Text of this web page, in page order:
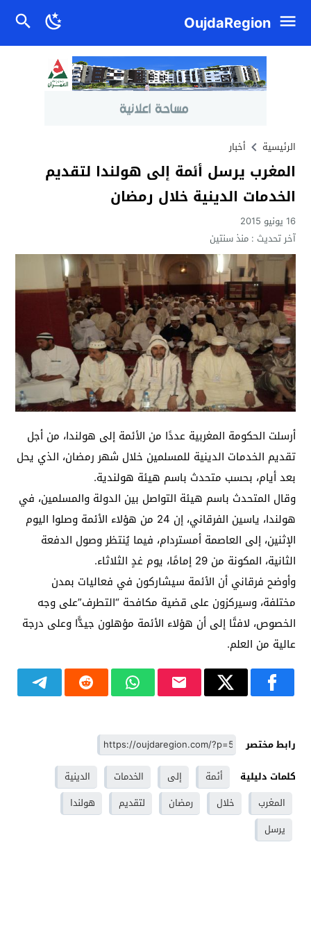
OujdaRegion
الرئيسية أخبار
المغرب يرسل أئمة إلى هولندا لتقديم
الخدمات الدينية خلال رمضان
16 يونيو 2015
آخر تحديث :منذ سنتين
أرسلت الحكومة المغربية عددًا من الأئمة إلى هولندا، من أجل
تقديم الخدمات الدينية للمسلمين خلال شهر رمضان، الذي يحل
بعد أيام، بحسب متحدث باسم هيئة هولندية.
وقال المتحدث باسم هيئة التواصل بين الدولة والمسلمين، في
هولندا، ياسين الفرقاني، إن 24 من هؤلاء الأئمة وصلوا اليوم
الإثنين، إلى العاصمة أمستردام، فيما يُنتظر وصول الدفعة
الثانية، المكونة من 29 إمامًا، يوم غدٍ الثلاثاء.
وأوضح فرقاني أن الأئمة سيشاركون في فعاليات بمدن
مختلفة، وسيركزون على قضية مكافحة “التطرف”على وجه
الخصوص، لافتًا إلى أن هؤلاء الأئمة مؤهلون جيدًّا وعلى درجة
عالية من العلم.
رابط مختصر
كلمات دليلية
أئمة إلى الخدمات
الدينية
المغرب
خلال رمضان لتقديم
هولندا
يرسل